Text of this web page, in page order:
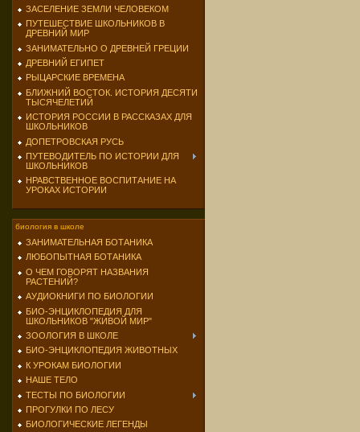
ЗАСЕЛЕНИЕ ЗЕМЛИ ЧЕЛОВЕКОМ
ПУТЕШЕСТВИЕ ШКОЛЬНИКОВ В
ДРЕВНИЙ МИР
ЗАНИМАТЕЛЬНО О ДРЕВНЕЙ ГРЕЦИИ
ДРЕВНИЙ ЕГИПЕТ
РЫЦАРСКИЕ ВРЕМЕНА
БЛИЖНИЙ ВОСТОК. ИСТОРИЯ ДЕСЯТИ
ТЫСЯЧЕЛЕТИЙ
ИСТОРИЯ РОССИИ В РАССКАЗАХ ДЛЯ
ШКОЛЬНИКОВ
ДОПЕТРОВСКАЯ РУСЬ
ПУТЕВОДИТЕЛЬ ПО ИСТОРИИ ДЛЯ
ШКОЛЬНИКОВ
НРАВСТВЕННОЕ ВОСПИТАНИЕ НА
УРОКАХ ИСТОРИИ
биология в школе
ЗАНИМАТЕЛЬНАЯ БОТАНИКА
ЛЮБОПЫТНАЯ БОТАНИКА
О ЧЕМ ГОВОРЯТ НАЗВАНИЯ
РАСТЕНИЙ?
АУДИОКНИГИ ПО БИОЛОГИИ
БИО-ЭНЦИКЛОПЕДИЯ ДЛЯ
ШКОЛЬНИКОВ "ЖИВОЙ МИР"
ЗООЛОГИЯ В ШКОЛЕ
БИО-ЭНЦИКЛОПЕДИЯ ЖИВОТНЫХ
К УРОКАМ БИОЛОГИИ
НАШЕ ТЕЛО
ТЕСТЫ ПО БИОЛОГИИ
ПРОГУЛКИ ПО ЛЕСУ
БИОЛОГИЧЕСКИЕ ЛЕГЕНДЫ